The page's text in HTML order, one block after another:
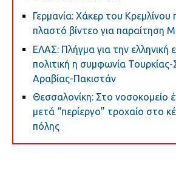
Γερμανία: Χάκερ του Κρεμλίνου
πλαστό βίντεο για παραίτηση
ΕΛΑΣ: Πλήγμα για την ελληνική
πολιτική η συμφωνία
Αραβίας-Πακιστάν
Θεσσαλονίκη: Στο νοσοκομείο
μετά “περίεργο” τροχαίο στο
πόλης